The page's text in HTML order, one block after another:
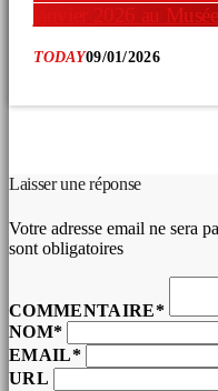
janvier 2026 au
TODAY09/01/2026
Laisser une réponse
Votre adresse email ne sera
sont obligatoires
COMMENTAIRE*
NOM*
EMAIL*
URL